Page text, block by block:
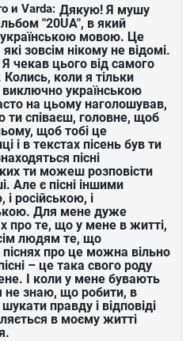
и Varda: Дякую! Я мушу
"20UA", в який
українською мовою. Це
які зовсім нікому не відомі.
чекав цього від самого
Колись, коли я тільки
виключно українською
на цьому наголошував,
співаєш, головне, щоб
щоб тобі це
і в текстах пісень був ти
пісні
ти можеш розповісти
Але є пісні іншими
російською, і
Для мене дуже
про те, що у мене в житті,
людям те, що
про це можна вільно
– це така свого роду
І коли у мене бувають
не знаю, що робити, в
правду і відповіді
в моєму житті